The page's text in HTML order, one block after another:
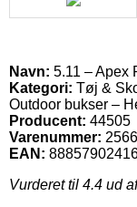
Navn: 5.11 – Apex
Kategori: Tøj &
Outdoor bukser –
Producent: 44505
Varenummer:
EAN:
Vurderet til 4.4 ud